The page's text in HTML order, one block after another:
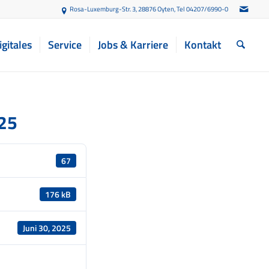
Rosa-Luxemburg-Str. 3, 28876 Oyten, Tel 04207/6990-0
Service Jobs & Karriere Kontakt
67
176 kB
Juni 30, 2025